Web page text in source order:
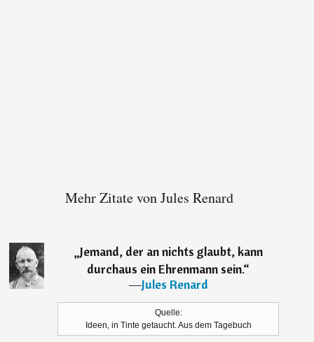
Mehr Zitate von Jules Renard
„Jemand, der an nichts glaubt, kann
durchaus ein Ehrenmann sein.“
―Jules Renard
Quelle:
Ideen, in Tinte getaucht. Aus dem Tagebuch